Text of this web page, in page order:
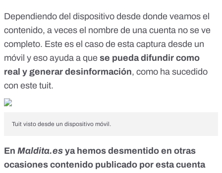
Dependiendo del dispositivo desde donde veamos el
contenido, a veces el nombre de una cuenta no se ve
completo. Este es el caso de esta captura desde un
móvil y eso ayuda a que se pueda difundir como
real y generar desinformación, como ha sucedido
con este tuit.
Tuit visto desde un dispositivo móvil.
En Maldita.es ya hemos desmentido en otras
ocasiones contenido publicado por esta cuenta